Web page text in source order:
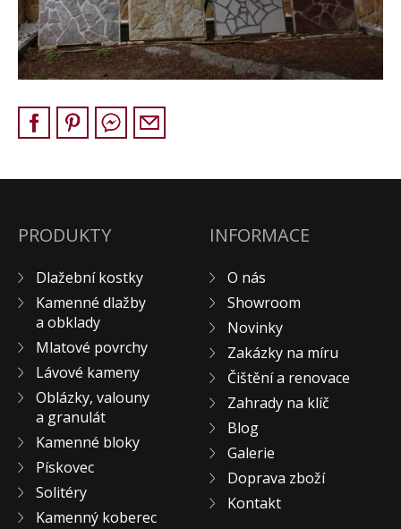
Pískovec
Solitéry
Kamenné bloky
BERA GRAVEL FIX
Terazzo
DLAŽEBNÍ KOSTKY
MLATOVÉ POVRCHY
ZAKÁZKY NA MÍRU
VÝPRODEJ
NOVINKY
BLOG
KONTAKT
PRODUKTY
Dlažební kostky
Kamenné dlažby
a obklady
Mlatové povrchy
Lávové kameny
Oblázky, valouny
a granulát
Kamenné bloky
Pískovec
Solitéry
Kamenný koberec
INFORMACE
O nás
Showroom
Novinky
Zakázky na míru
Čištění a renovace
Zahrady na klíč
Blog
Galerie
Doprava zboží
Kontakt